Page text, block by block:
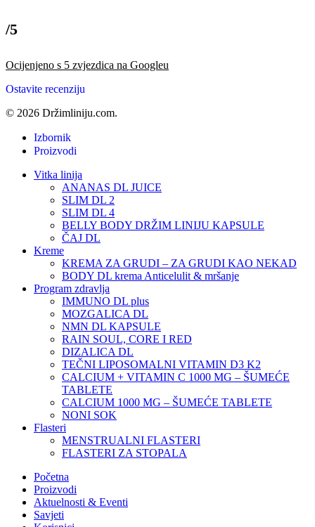
/5
Ocijenjeno s 5 zvjezdica na Googleu
Ostavite recenziju
© 2026 Držimliniju.com.
Izbornik
Proizvodi
Vitka linija
ANANAS DL JUICE
SLIM DL 2
SLIM DL 4
BELLY BODY DRŽIM LINIJU KAPSULE
ČAJ DL
Kreme
KREMA ZA GRUDI – ZA GRUDI KAO NEKAD
BODY DL krema Anticelulit & mršanje
Program zdravlja
IMMUNO DL plus
MOZGALICA DL
NMN DL KAPSULE
RAIN SOUL, CORE I RED
DIZALICA DL
TEČNI LIPOSOMALNI VITAMIN D3 K2
CALCIUM + VITAMIN C 1000 MG – ŠUMEĆE
TABLETE
CALCIUM 1000 MG – ŠUMEĆE TABLETE
NONI SOK
Flasteri
MENSTRUALNI FLASTERI
FLASTERI ZA STOPALA
Početna
Proizvodi
Aktuelnosti & Eventi
Savjeti